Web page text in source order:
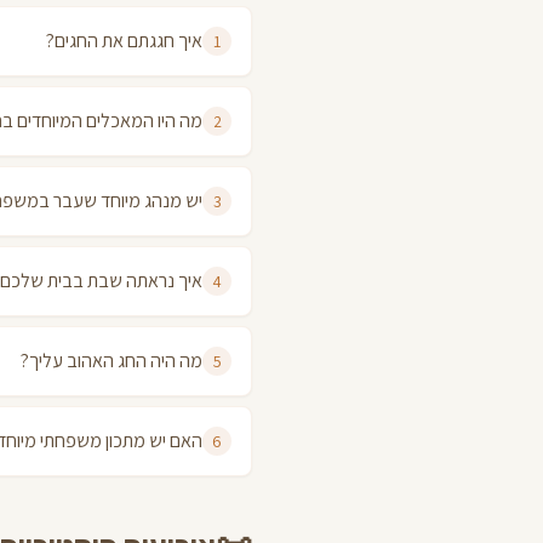
1 איך חגגתם את החגים?
2 מה היו המאכלים המיוחדים
3 יש מנהג מיוחד שעבר
4 איך נראתה שבת בבית
5 מה היה החג האהוב עליך?
6 האם יש מתכון משפחתי